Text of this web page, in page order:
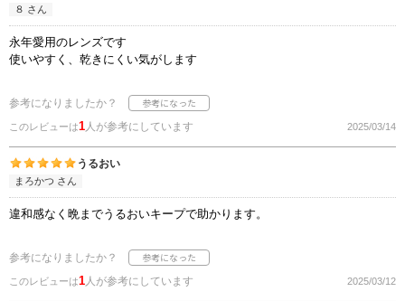
８ さん
永年愛用のレンズです
使いやすく、乾きにくい気がします
参考になりましたか？
このレビューは1人が参考にしています 2025/03/14
うるおい
まろかつ さん
違和感なく晩までうるおいキープで助かります。
参考になりましたか？
このレビューは1人が参考にしています 2025/03/12